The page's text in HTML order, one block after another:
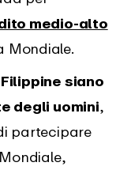
medio-alto
Mondiale.
siano
degli uomini,
partecipare